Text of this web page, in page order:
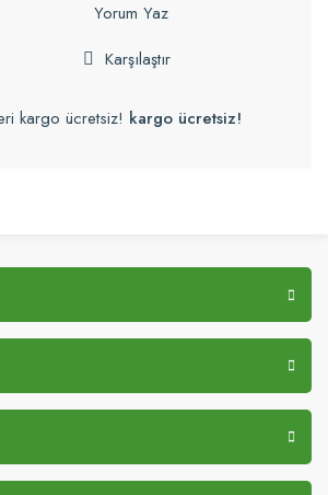
Yorum Yaz
Karşılaştır
kargo ücretsiz! kargo ücretsiz!